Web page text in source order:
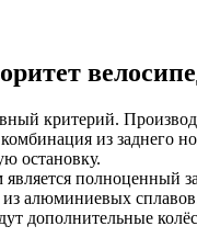
критерий.
из заднего
остановку.
является
алюминиевых
дополнительные